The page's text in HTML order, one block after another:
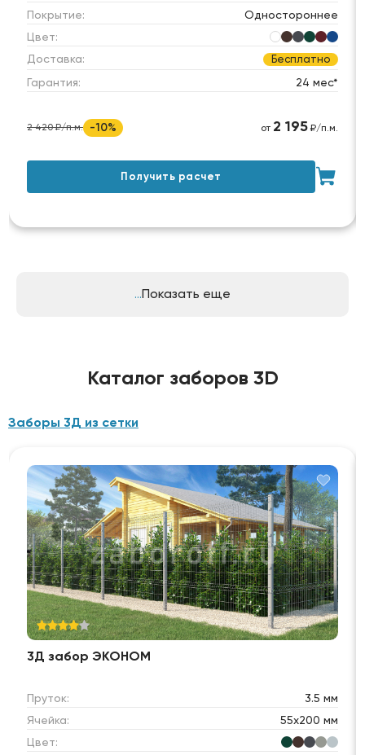
Покрытие:
Одностороннее
Цвет:
Доставка:
Бесплатно
Гарантия: 24 мес*
2 420 ₽/п.м. -10% от 2 195₽/п.м.
Получить расчет
Показать еще
Каталог заборов 3D
Заборы 3Д из сетки
3Д забор ЭКОНОМ
Пруток:
3.5 мм
Ячейка:
55х200 мм
Цвет: